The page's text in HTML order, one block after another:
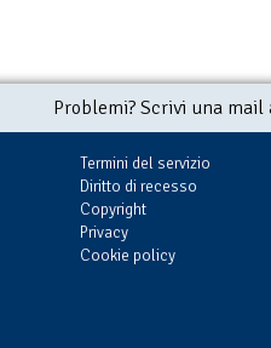
Problemi? Scrivi una
Termini del servizio
Diritto di recesso
Copyright
Privacy
Cookie policy